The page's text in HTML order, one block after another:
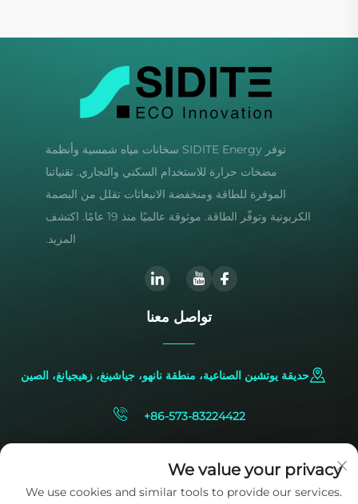
توفر SIDITE Energy سخانات مياه شمسية وأنظمة
مضخات حرارة للاستخدام السكني والتجاري. تقنياتنا
الموفرة للطاقة ومنخفضة الانبعاثات تقلل من البصمة
الكربونية وتوفّر الطاقة. موثوقة عالميًا منذ 19 عامًا. اكتشف
المزيد.
تواصل معنا
حديقة يوتشين الصناعية، منطقة نانهو، جياشينغ، زهيجيانغ، الصين
+86-573-83224422
We value your privacy
We use cookies and similar tools to provide our services.